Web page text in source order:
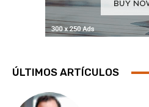
ÚLTIMOS ARTÍCULOS